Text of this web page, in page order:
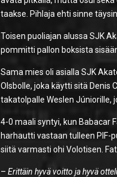
taakse. Pihlaja ehti sinne
Toisen puoliajan alussa SJK
pommitti pallon boksista
Sama mies oli asialla SJK
Olsbolle, joka käytti sitä Denis
takatolpalle Weslen Júniorille,
4-0 maali syntyi, kun Babacar
harhautti vastaan tulleen PIF-
siitä varmasti ohi Volotisen.
–Erittäin hyvä voitto ja hyvä